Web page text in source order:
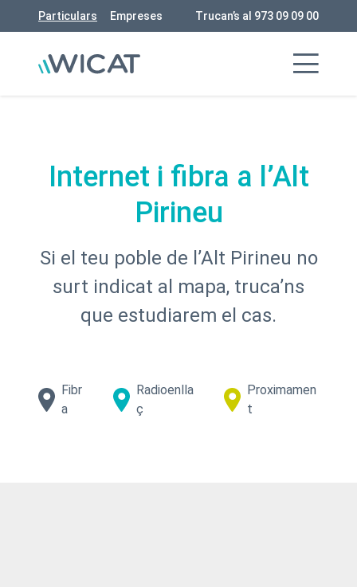
Particulars Empreses Trucan’s al 973 09 09 00
Internet i fibra a l’Alt
Pirineu
Si el teu poble de l’Alt Pirineu no
surt indicat al mapa, truca’ns
que estudiarem el cas.
Fibr
a
Radioenlla
ç
Proximamen
t